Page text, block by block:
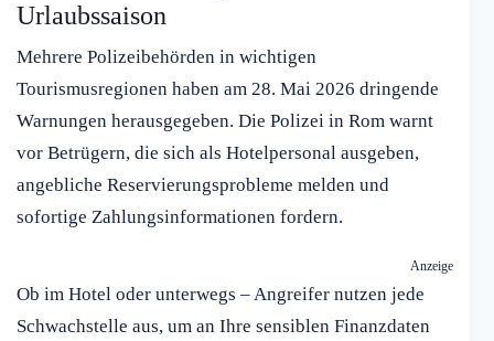
Urlaubssaison
Mehrere Polizeibehörden in wichtigen
Tourismusregionen haben am 28. Mai 2026 dringende
Warnungen herausgegeben. Die Polizei in Rom warnt
vor Betrügern, die sich als Hotelpersonal ausgeben,
angebliche Reservierungsprobleme melden und
sofortige Zahlungsinformationen fordern.
Anzeige
Ob im Hotel oder unterwegs – Angreifer nutzen jede
Schwachstelle aus, um an Ihre sensiblen Finanzdaten